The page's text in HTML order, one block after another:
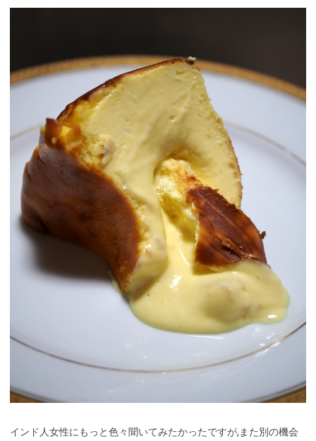
インド人女性にもっと色々聞いてみたかったですが,また別の機会